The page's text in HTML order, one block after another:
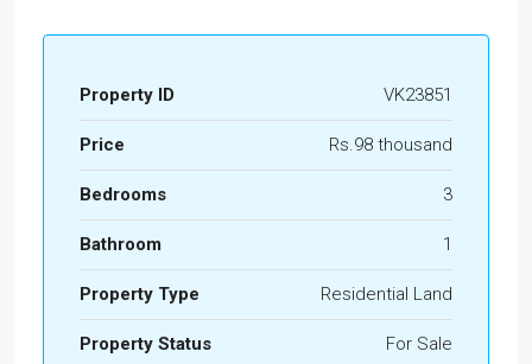
Property ID VK23851
Price Rs.98 thousand
Bedrooms 3
Bathroom 1
Property Type Residential Land
Property Status For Sale